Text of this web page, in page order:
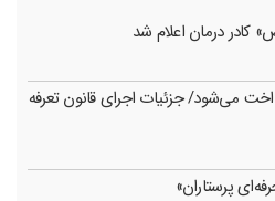
کادر درمان اعلام شد
6 ماه تاخیر پرداخت می‌شود/ جزئیات اجرای قانون تعرفه
پرستاران»